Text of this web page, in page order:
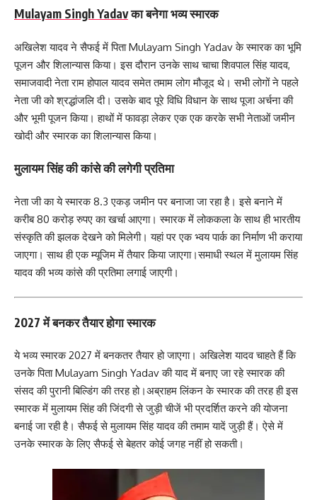
Mulayam Singh Yadavका बनेगा भव्य स्मारक
अखिलेश यादव ने सैफई में पिता Mulayam Singh Yadav के स्मारक का भूमि
पूजन और शिलान्यास किया। इस दौरान उनके साथ चाचा शिवपाल सिंह यादव,
समाजवादी नेता राम होपाल यादव समेत तमाम लोग मौजूद थे। सभी लोगों ने पहले
नेता जी को श्रद्धांजलि दी। उसके बाद पूरे विधि विधान के साथ पूजा अर्चना की
और भूमी पूजन किया। हाथों में फावड़ा लेकर एक एक करके सभी नेताओं जमीन
खोदी और स्मारक का शिलान्यास किया।
मुलायम सिंह की कांसे की लगेगी प्रतिमा
नेता जी का ये स्मारक 8.3 एकड़ जमीन पर बनाजा जा रहा है। इसे बनाने में
करीब 80 करोड़ रुपए का खर्चा आएगा। स्मारक में लोककला के साथ ही भारतीय
संस्कृति की झलक देखने को मिलेगी। यहां पर एक भ्वय पार्क का निर्माण भी कराया
जाएगा। साथ ही एक म्यूजिम में तैयार किया जाएगा।समाधी स्थल में मुलायम सिंह
यादव की भव्य कांसे की प्रतिमा लगाई जाएगी।
2027 में बनकर तैयार होगा स्मारक
ये भव्य स्मारक 2027 में बनकतर तैयार हो जाएगा। अखिलेश यादव चाहते हैं कि
उनके पिता Mulayam Singh Yadav की याद में बनाए जा रहे स्मारक की
संसद की पुरानी बिल्डिंग की तरह हो।अब्राहम लिंकन के स्मारक की तरह ही इस
स्मारक में मुलायम सिंह की जिंदगी से जुड़ी चीजें भी प्रदर्शित करने की योजना
बनाई जा रही है। सैफई से मुलायम सिंह यादव की तमाम यादें जुड़ी हैं। ऐसे में
उनके स्मारक के लिए सैफई से बेहतर कोई जगह नहीं हो सकती।